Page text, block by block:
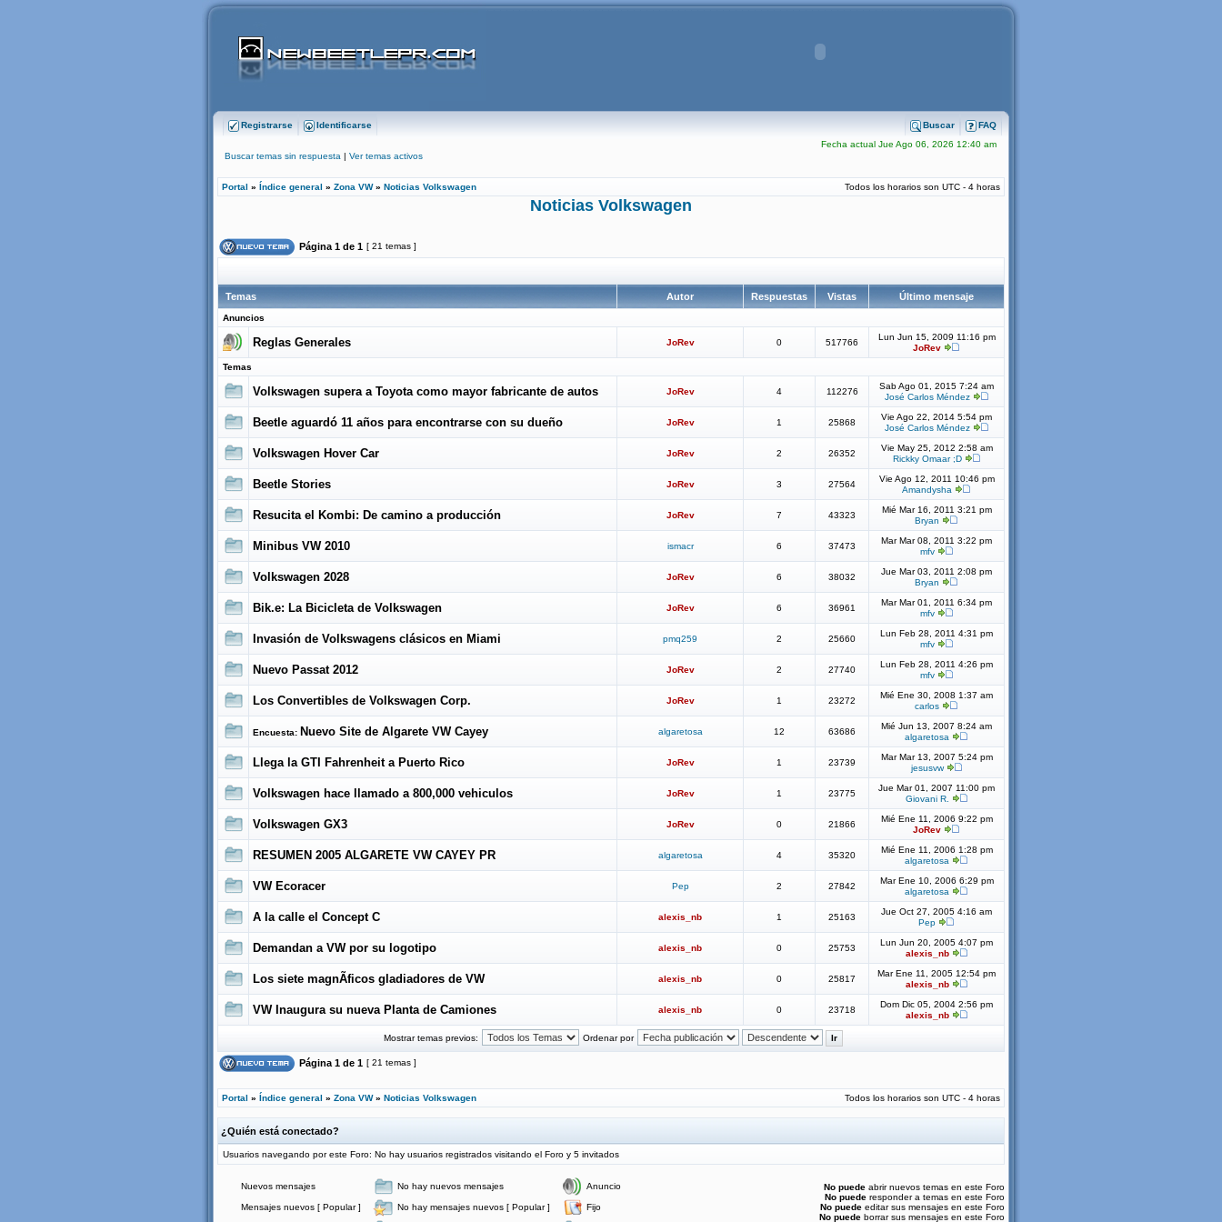
Registrarse Identificarse FAQ
Buscar
Fecha actual Jue Ago 06, 2026 12:40 am
Buscar temas sin respuesta | Ver temas activos
Portal » Índice general » Zona VW» Noticias Volkswagen Todos los horarios son UTC - 4 horas
Noticias Volkswagen
Página 1 de 1 [ 21 temas ]
Temas Autor Respuestas Vistas Último mensaje
Anuncios
Reglas Generales JoRev 0 517766
Lun Jun 15, 2009 11:16 pm
JoRev
Temas
Volkswagen supera a Toyota como mayor fabricante de autos JoRev 4 112276
Sab Ago 01, 2015 7:24 am
José Carlos Méndez
Beetle aguardó 11 años para encontrarse con su dueño JoRev 1 25868
Vie Ago 22, 2014 5:54 pm
José Carlos Méndez
Volkswagen Hover Car JoRev 2 26352
Vie May 25, 2012 2:58 am
Rickky Omaar ;D
Beetle Stories JoRev 3 27564
Vie Ago 12, 2011 10:46 pm
Amandysha
Resucita el Kombi: De camino a producción JoRev 7 43323
Mié Mar 16, 2011 3:21 pm
Bryan
Minibus VW 2010 ismacr 6 37473
Mar Mar 08, 2011 3:22 pm
mfv
Volkswagen 2028 JoRev 6 38032
Jue Mar 03, 2011 2:08 pm
Bryan
Bik.e: La Bicicleta de Volkswagen JoRev 6 36961
Mar Mar 01, 2011 6:34 pm
mfv
Invasión de Volkswagens clásicos en Miami pmq259 2 25660
Lun Feb 28, 2011 4:31 pm
mfv
Nuevo Passat 2012 JoRev 2 27740
Lun Feb 28, 2011 4:26 pm
mfv
Los Convertibles de Volkswagen Corp. JoRev 1 23272
Mié Ene 30, 2008 1:37 am
carlos
Encuesta: Nuevo Site de Algarete VW Cayey algaretosa 12 63686
Mié Jun 13, 2007 8:24 am
algaretosa
Llega la GTI Fahrenheit a Puerto Rico JoRev 1 23739
Mar Mar 13, 2007 5:24 pm
jesusvw
Volkswagen hace llamado a 800,000 vehiculos JoRev 1 23775
Jue Mar 01, 2007 11:00 pm
Giovani R.
Volkswagen GX3 JoRev 0 21866
Mié Ene 11, 2006 9:22 pm
JoRev
RESUMEN 2005 ALGARETE VW CAYEY PR algaretosa 4 35320
Mié Ene 11, 2006 1:28 pm
algaretosa
VW Ecoracer Pep 2 27842
Mar Ene 10, 2006 6:29 pm
algaretosa
A la calle el Concept C alexis_nb 1 25163
Jue Oct 27, 2005 4:16 am
Pep
Demandan a VW por su logotipo alexis_nb 0 25753
Lun Jun 20, 2005 4:07 pm
alexis_nb
Los siete magnÃ­ficos gladiadores de VW alexis_nb 0 25817
Mar Ene 11, 2005 12:54 pm
alexis_nb
VW Inaugura su nueva Planta de Camiones alexis_nb 0 23718
Dom Dic 05, 2004 2:56 pm
alexis_nb
Mostrar temas previos: Ordenar por
Página 1 de 1 [ 21 temas ]
Portal » Índice general » Zona VW» Noticias Volkswagen Todos los horarios son UTC - 4 horas
¿Quién está conectado?
Usuarios navegando por este Foro: No hay usuarios registrados visitando el Foro y 5 invitados
Nuevos mensajes No hay nuevos mensajes Anuncio
Mensajes nuevos [ Popular ] No hay mensajes nuevos [ Popular ] Fijo
No puede abrir nuevos temas en este Foro
No puede responder a temas en este Foro
No puede editar sus mensajes en este Foro
No puede borrar sus mensajes en este Foro